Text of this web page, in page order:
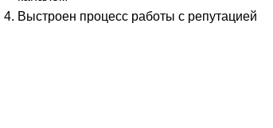
Выстроен процесс работы с репутацией